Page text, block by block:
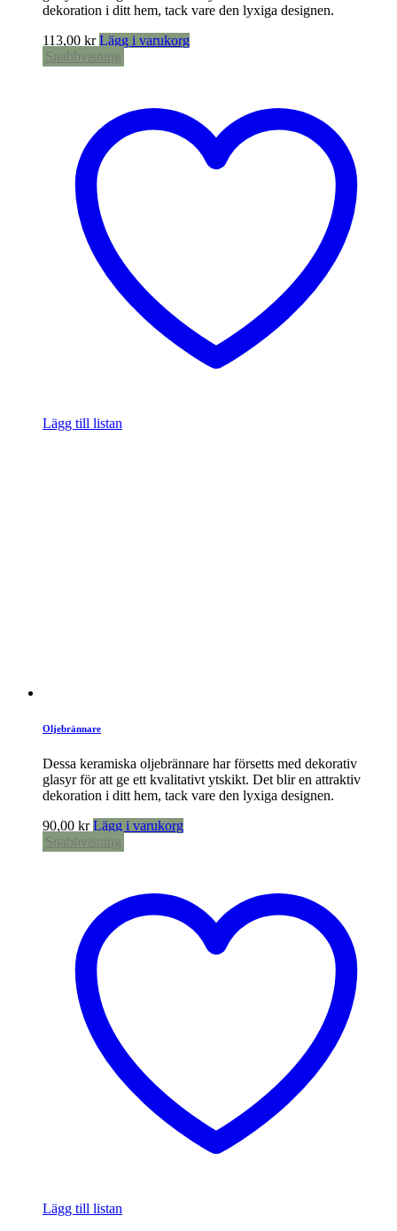
dekoration i ditt hem, tack vare den lyxiga designen.
113,00 kr Lägg i varukorg
Snabbvisning
Lägg till listan
Oljebrännare
Dessa keramiska oljebrännare har försetts med dekorativ
glasyr för att ge ett kvalitativt ytskikt. Det blir en attraktiv
dekoration i ditt hem, tack vare den lyxiga designen.
90,00 kr Lägg i varukorg
Snabbvisning
Lägg till listan